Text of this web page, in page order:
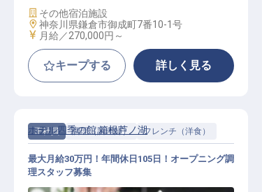
施設業態
その他宿泊施設
勤務地
神奈川県鎌倉市御成町7番10-1号
給与
月給／270,000円～
キープする 詳しく見る
正社員 調理（調理師） フレンチ（洋食）
ホテル四季の館 箱根芦ノ湖
最大月給30万円！年間休日105日！オープニング調
理スタッフ募集